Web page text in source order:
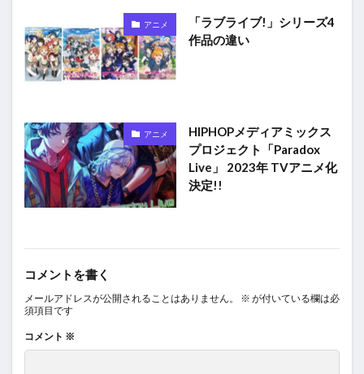
アニメ
「ラブライブ!」シリーズ4
作品の違い
アニメ
HIPHOPメディアミックス
プロジェクト「Paradox
Live」 2023年 TVアニメ化
決定!!
コメントを書く
メールアドレスが公開されることはありません。 ※ が付いている欄は必
須項目です
コメント ※